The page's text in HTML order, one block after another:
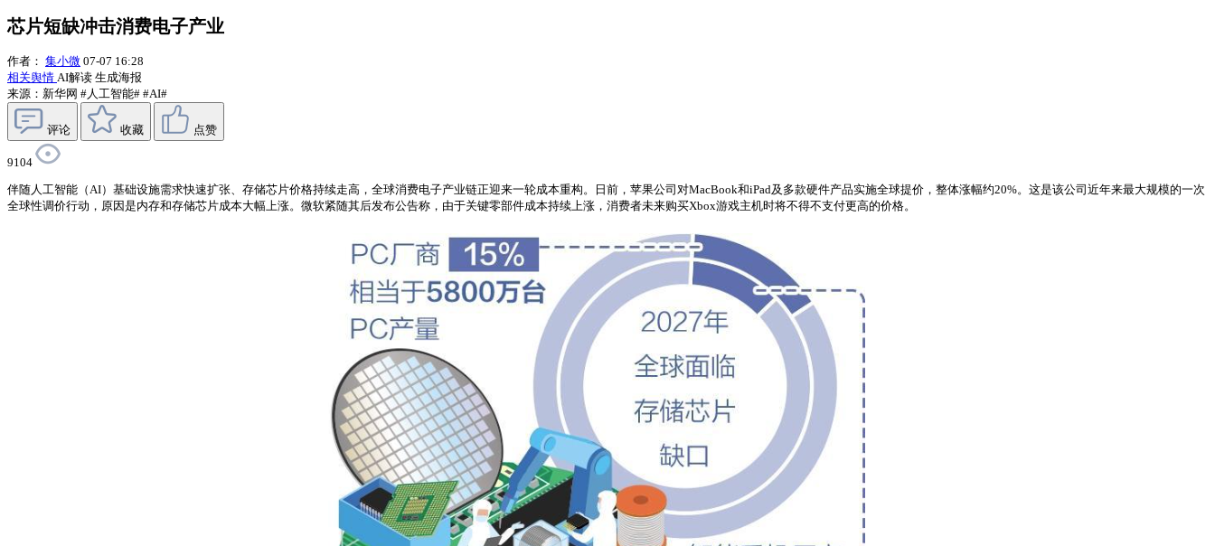
芯片短缺冲击消费电子产业
作者： 集小微 07-07 16:28
相关舆情 AI解读 生成海报
来源：新华网 #人工智能# #AI#
评论 收藏 点赞
9104
伴随人工智能（AI）基础设施需求快速扩张、存储芯片价格持续走高，全球消费电子产业链正迎来一轮成本重构。日前，苹果公司对MacBook和iPad及多款硬件产品实施全球提价，整体涨幅约20%。这是该公司近年来最大规模的一次
全球性调价行动，原因是内存和存储芯片成本大幅上涨。微软紧随其后发布公告称，由于关键零部件成本持续上涨，消费者未来购买Xbox游戏主机时将不得不支付更高的价格。